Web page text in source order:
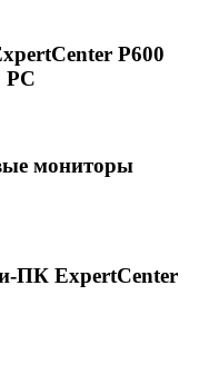
P600
PC
мониторы
ПК ExpertCenter